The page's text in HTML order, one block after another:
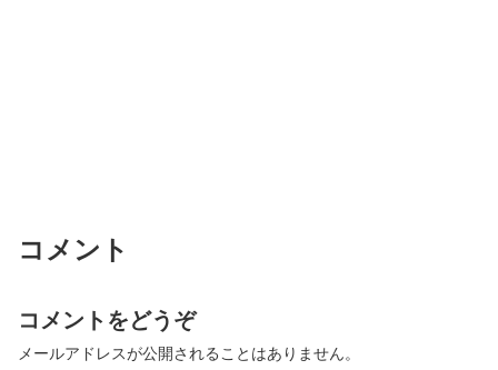
コメント
コメントをどうぞ
メールアドレスが公開されることはありません。